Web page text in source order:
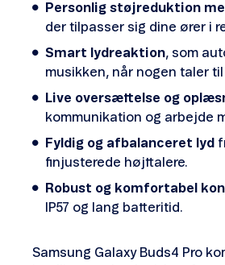
Personlig støjreduktion
der tilpasser sig dine ører i
Smart lydreaktion, som
musikken, når nogen taler til
Live oversættelse og
kommunikation og arbejde
Fyldig og afbalanceret lyd
finjusterede højttalere.
Robust og komfortabel
IP57 og lang batteritid.
Samsung Galaxy Buds4 Pro